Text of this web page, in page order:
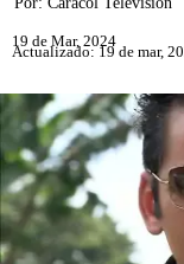
19 de Mar, 2024
Actualizado: 19 de mar,